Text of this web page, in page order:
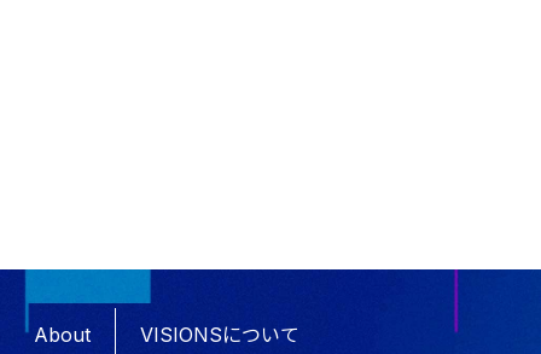
About VISIONSについて